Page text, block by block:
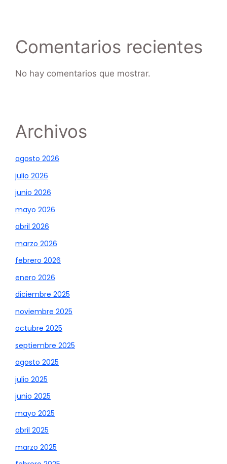
Comentarios recientes
No hay comentarios que mostrar.
Archivos
agosto 2026
julio 2026
junio 2026
mayo 2026
abril 2026
marzo 2026
febrero 2026
enero 2026
diciembre 2025
noviembre 2025
octubre 2025
septiembre 2025
agosto 2025
julio 2025
junio 2025
mayo 2025
abril 2025
marzo 2025